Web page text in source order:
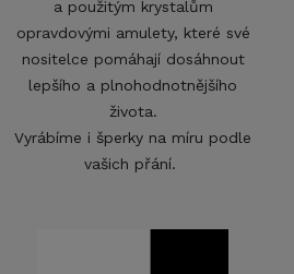
a použitým krystalům
opravdovými amulety, které své
nositelce pomáhají dosáhnout
lepšího a plnohodnotnějšího
života.
Vyrábíme i šperky na míru podle
vašich přání.